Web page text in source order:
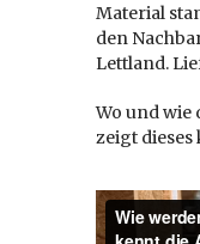
Material
den
Lettland.
Wo und
zeigt dieses